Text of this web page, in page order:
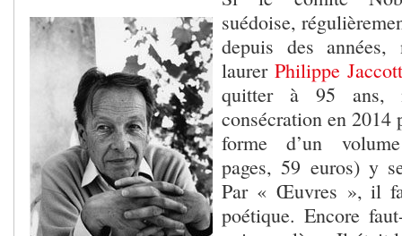
suédoise,
depuis des
laurer Philippe
quitter à 95 ans,
consécration en 2014
forme d’un
pages, 59 euros) y
Par « Œuvres », il
poétique. Encore